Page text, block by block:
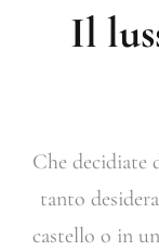
Il
Che decidiate
tanto
castello o in